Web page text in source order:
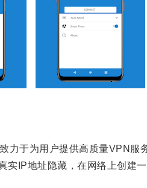
于为用户提供高质量VPN服
IP地址隐藏，在网络上创建一